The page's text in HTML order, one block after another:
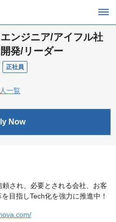
ンジニア/アイフル社
発/リーダー
正社員
一覧
Now
され、必要とされる会社、お客
目指しTech化を強力に推進中！